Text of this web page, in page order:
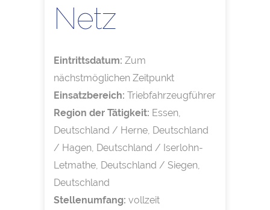
Netz
Eintrittsdatum: Zum
nächstmöglichen Zeitpunkt
Einsatzbereich: Triebfahrzeugführer
Region der Tätigkeit: Essen,
Deutschland / Herne, Deutschland
/ Hagen, Deutschland / Iserlohn-
Letmathe, Deutschland / Siegen,
Deutschland
Stellenumfang: vollzeit